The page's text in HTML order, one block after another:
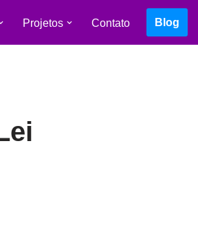
Projetos Contato Blog